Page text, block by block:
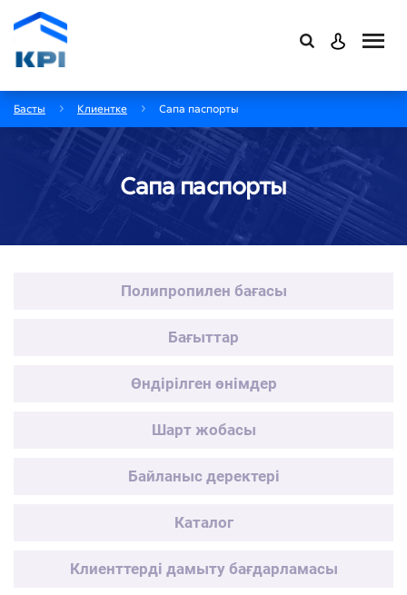
Басты Клиентке Сапа паспорты
Сапа паспорты
Полипропилен бағасы
Бағыттар
Өндірілген өнімдер
Шарт жобасы
Байланыс деректері
Каталог
Клиенттерді дамыту бағдарламасы